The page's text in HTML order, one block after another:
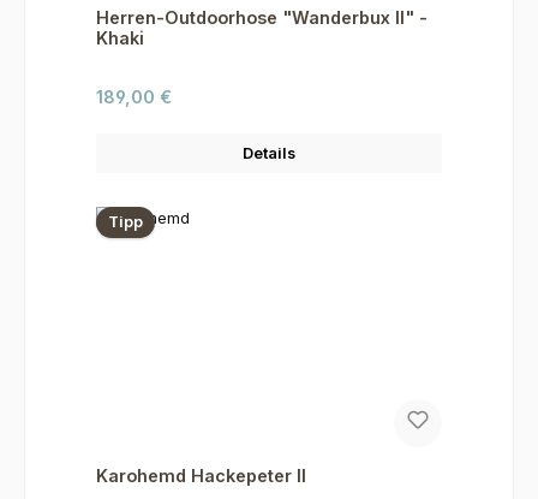
Herren-Outdoorhose "Wanderbux II" -
Khaki
Regulärer Preis:
189,00 €
Details
Tipp
Karohemd Hackepeter II